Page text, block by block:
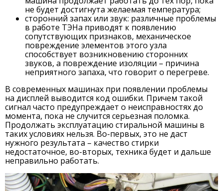
не будет достигнута желаемая температура;
сторонний запах или звук: различные проблемы
в работе ТЭНа приводят к появлению
сопутствующих признаков, механическое
повреждение элементов этого узла
способствует возникновению сторонних
звуков, а повреждение изоляции – причина
неприятного запаха, что говорит о перегреве.
В современных машинах при появлении проблемы
на дисплей выводится код ошибки. Причем такой
сигнал часто предупреждает о неисправностях до
момента, пока не случится серьезная поломка.
Продолжать эксплуатацию стиральной машины в
таких условиях нельзя. Во-первых, это не даст
нужного результата – качество стирки
недостаточное, во-вторых, техника будет и дальше
неправильно работать.